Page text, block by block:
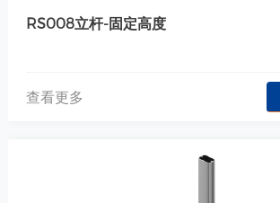
RS008立杆-固定高度
查看更多